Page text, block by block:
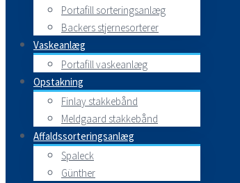
Portafill sorteringsanlæg
Backers stjernesorterer
Vaskeanlæg
Portafill vaskeanlæg
Opstakning
Finlay stakkebånd
Meldgaard stakkebånd
Affaldssorteringsanlæg
Spaleck
Günther